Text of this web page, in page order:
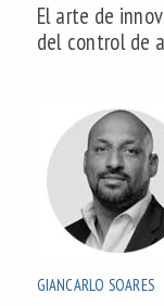
El arte de
del control de
GIANCARLO SOARES